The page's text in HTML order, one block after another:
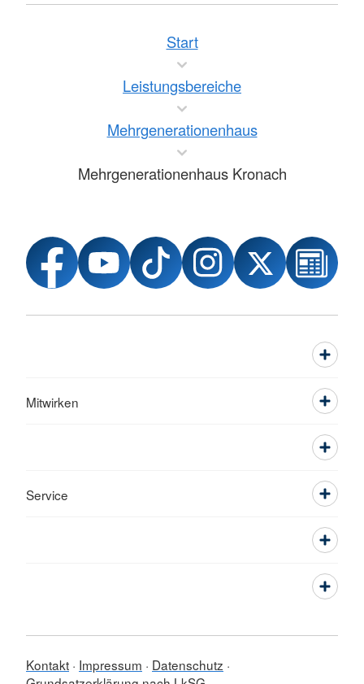
Start
Leistungsbereiche
Mehrgenerationenhaus
Mehrgenerationenhaus Kronach
Mitwirken
Service
Kontakt Impressum
Datenschutz